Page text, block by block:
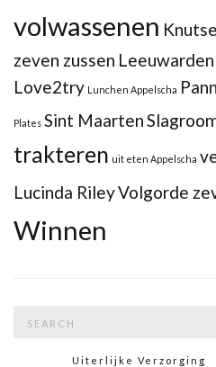
volwassenen
zeven zussen Leeuwarden
Love2try Lunchen Appelscha
Plates Sint Maarten
trakteren uit eten Appelscha
Lucinda RileyVolgorde
Winnen
Uiterlijke Verzorging